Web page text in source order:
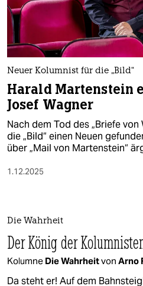
nord
wahrheit
verlag
verlag
veranstaltungen
shop
fragen & hilfe
abo
genossenschaft
epaper login
Neuer Kolumnist für die „Bild“
Harald Martenstein
Josef Wagner
Nach dem Tod des „Briefe
die „Bild“ einen Neuen
über „Mail von Martenstein“
1.12.2025
Die Wahrheit
Der König der
Kolumne Die Wahrheitvon Arno
Da steht er! Auf dem